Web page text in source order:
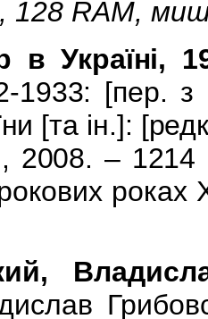
128 RAM,
в Україні,
1933: [пер. з
[та ін.]:
2008. –
роках